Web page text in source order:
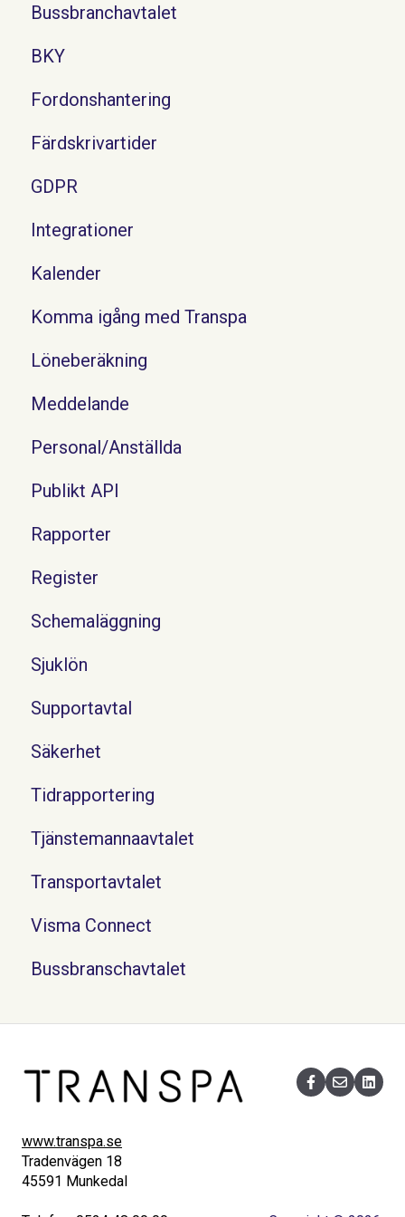
Bussbranchavtalet
BKY
Fordonshantering
Färdskrivartider
GDPR
Integrationer
Kalender
Komma igång med Transpa
Löneberäkning
Meddelande
Personal/Anställda
Publikt API
Rapporter
Register
Schemaläggning
Sjuklön
Supportavtal
Säkerhet
Tidrapportering
Tjänstemannaavtalet
Transportavtalet
Visma Connect
Bussbranschavtalet
www.transpa.se
Tradenvägen 18
45591 Munkedal